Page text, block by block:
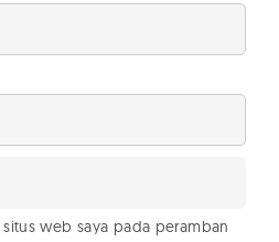
web saya pada peramban